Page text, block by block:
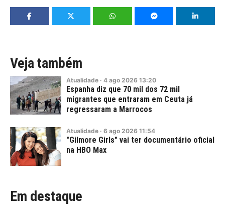
Veja também
Atualidade · 4 ago 2026 13:20
Espanha diz que 70 mil dos 72 mil
migrantes que entraram em Ceuta já
regressaram a Marrocos
Atualidade · 6 ago 2026 11:54
"Gilmore Girls" vai ter documentário oficial
na HBO Max
Em destaque